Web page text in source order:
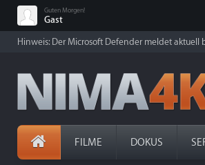
Guten Morgen!
Gast
Hinweis: Der Microsoft Defender meldet
FILME DOKUS